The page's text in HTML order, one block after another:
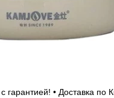
• Доставка по